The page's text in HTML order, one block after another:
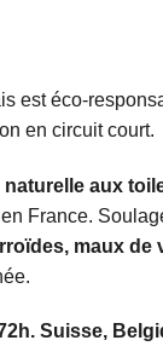
:
49,90€.
est éco-
en circuit court.
aux
France.
maux de
Suisse,